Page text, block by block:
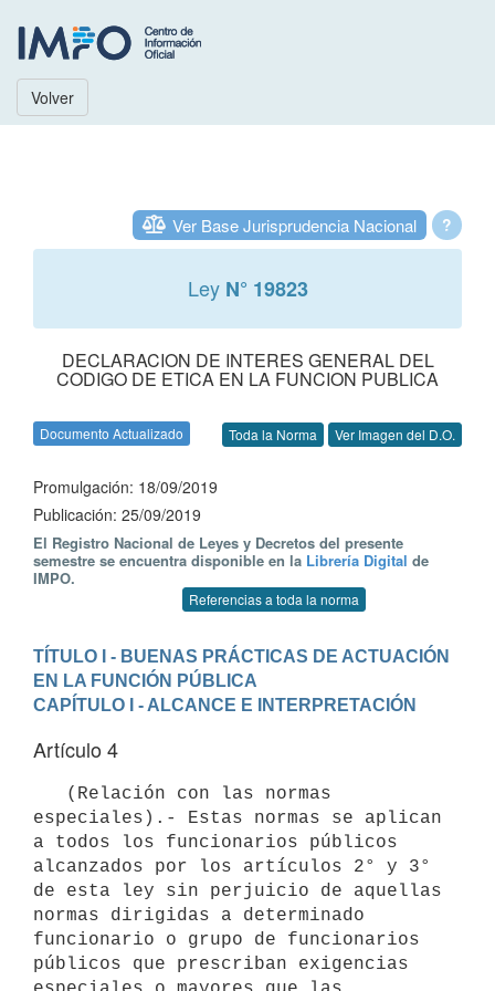
Volver
?
Ver Base Jurisprudencia Nacional
Ley N° 19823
DECLARACION DE INTERES GENERAL DEL
CODIGO DE ETICA EN LA FUNCION PUBLICA
Documento Actualizado Toda la Norma Ver Imagen del D.O.
Promulgación: 18/09/2019
Publicación: 25/09/2019
El Registro Nacional de Leyes y Decretos del presente
semestre se encuentra disponible en la Librería Digital de
IMPO.
Referencias a toda la norma
TÍTULO I - BUENAS PRÁCTICAS DE ACTUACIÓN
EN LA FUNCIÓN PÚBLICA
CAPÍTULO I - ALCANCE E INTERPRETACIÓN
Artículo 4
especiales).- Estas normas se aplican
a todos los funcionarios públicos
alcanzados por los artículos 2° y 3°
de esta ley sin perjuicio de aquellas
normas dirigidas a determinado
funcionario o grupo de funcionarios
públicos que prescriban exigencias